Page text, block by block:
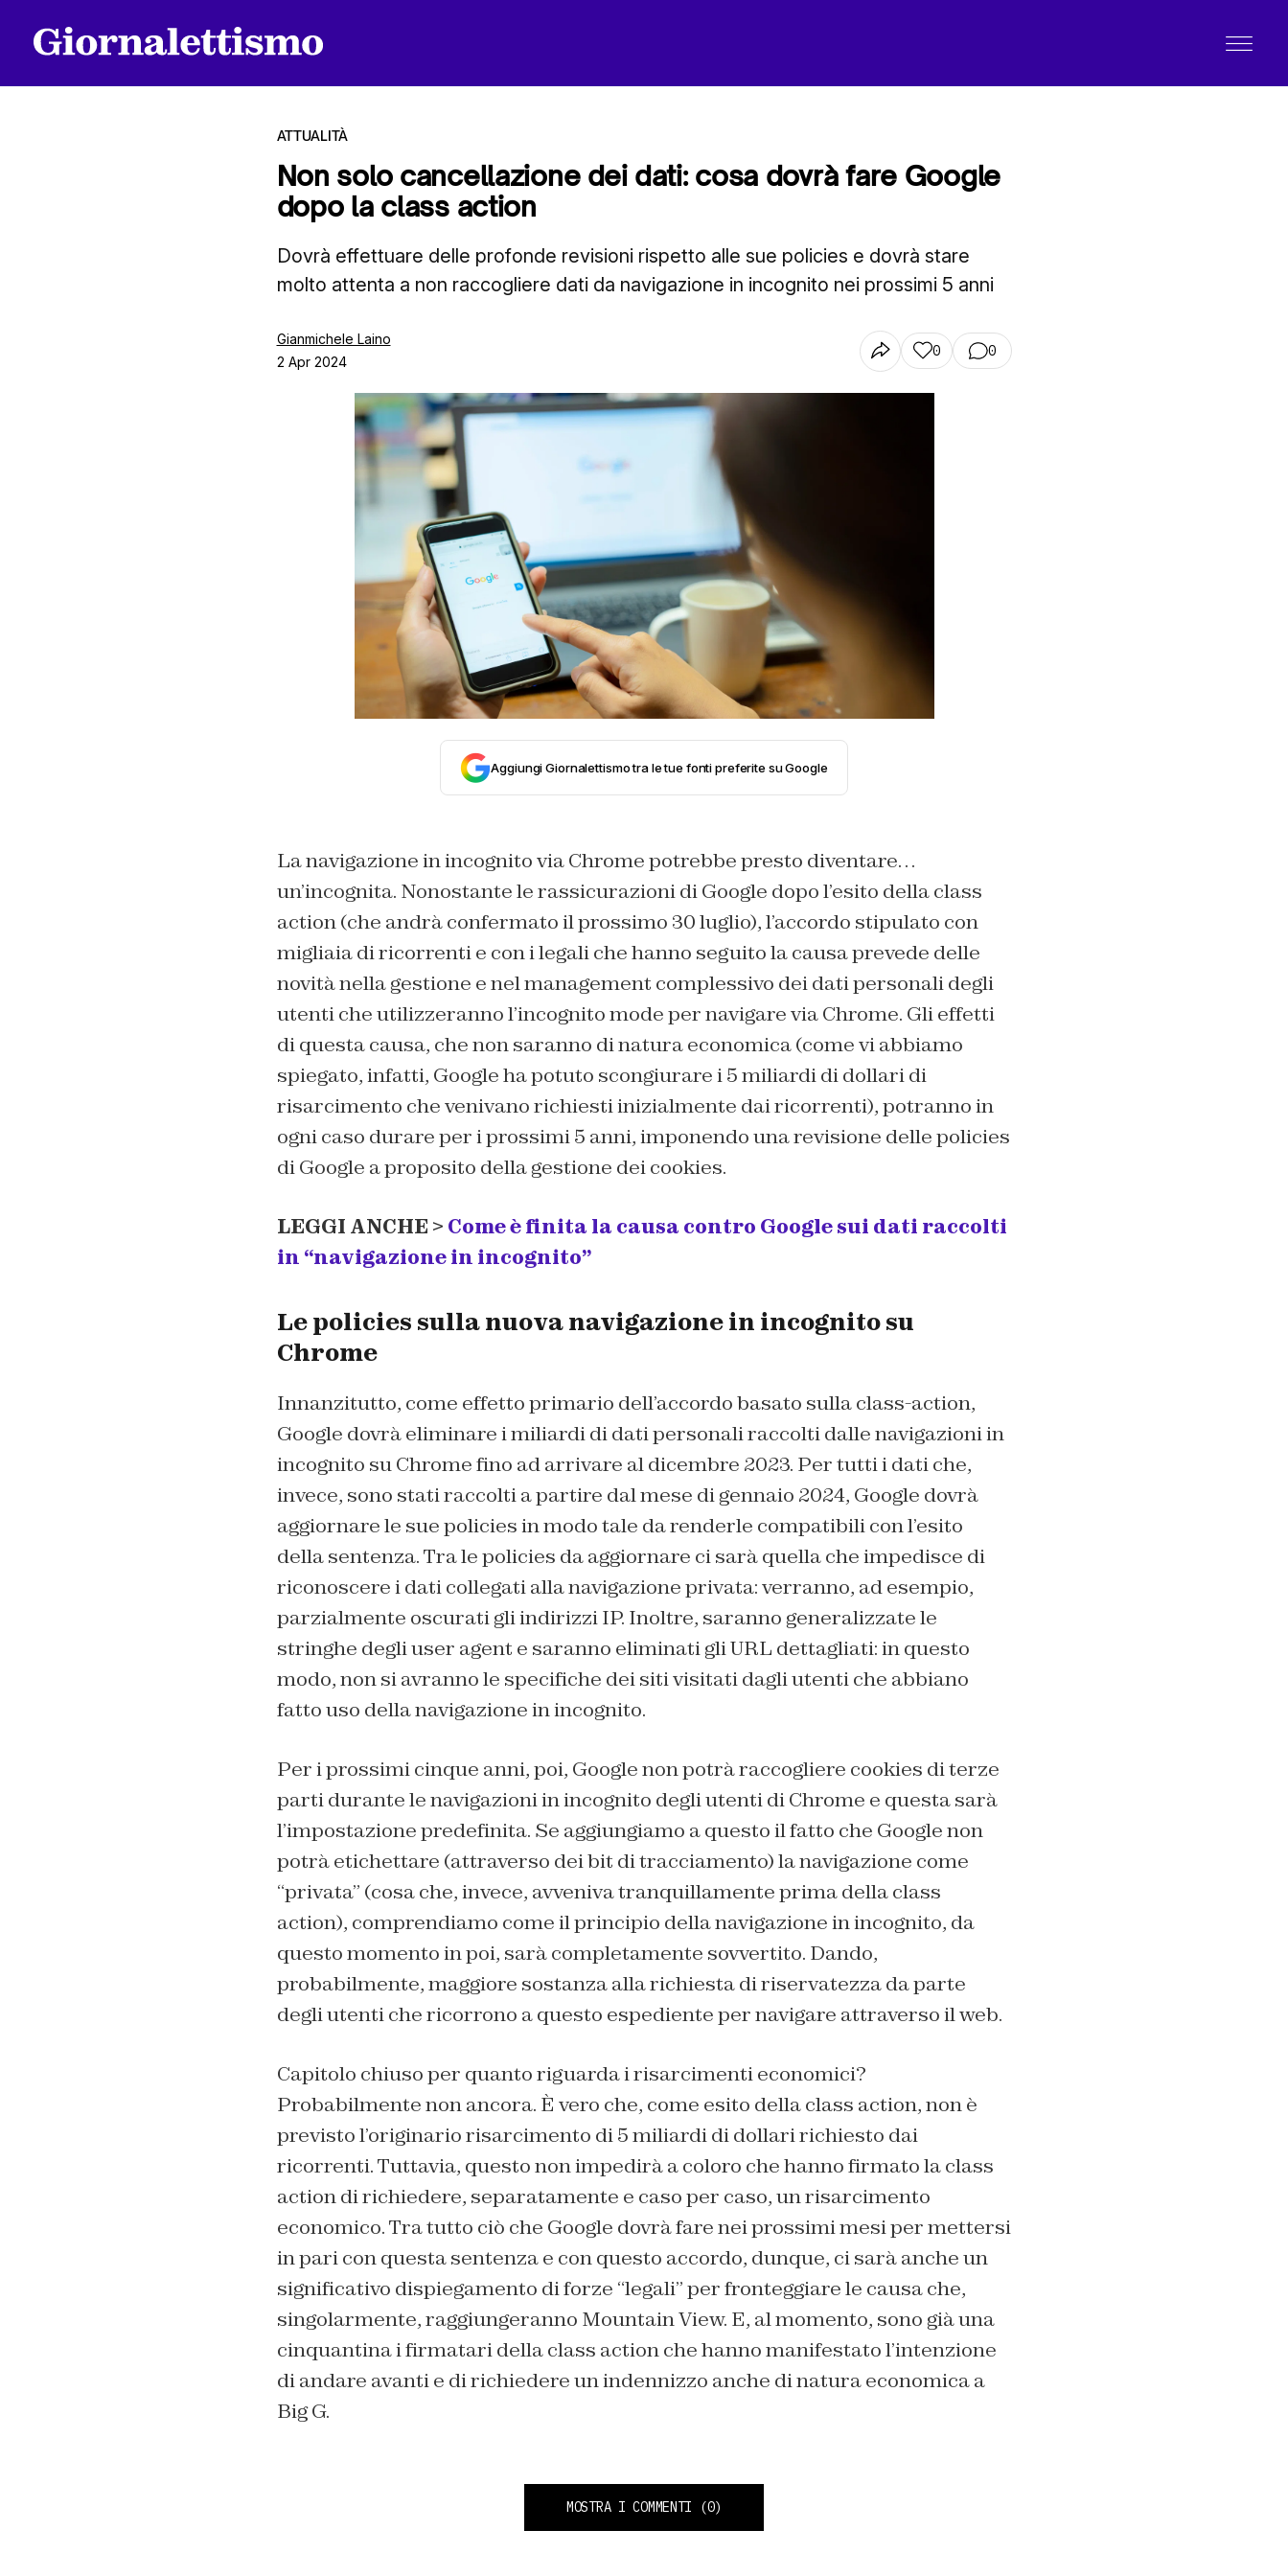
ATTUALITÀ
Non solo cancellazione dei dati: cosa dovrà fare Google
dopo la class action
Dovrà effettuare delle profonde revisioni rispetto alle sue policies e dovrà stare
molto attenta a non raccogliere dati da navigazione in incognito nei prossimi 5 anni
Gianmichele Laino
2 Apr 2024
0 0
Aggiungi Giornalettismo tra le tue fonti preferite su Google
La navigazione in incognito via Chrome potrebbe presto diventare…
un’incognita. Nonostante le rassicurazioni di Google dopo l’esito della class
action (che andrà confermato il prossimo 30 luglio), l’accordo stipulato con
migliaia di ricorrenti e con i legali che hanno seguito la causa prevede delle
novità nella gestione e nel management complessivo dei dati personali degli
utenti che utilizzeranno l’incognito mode per navigare via Chrome. Gli effetti
di questa causa, che non saranno di natura economica (come vi abbiamo
spiegato, infatti, Google ha potuto scongiurare i 5 miliardi di dollari di
risarcimento che venivano richiesti inizialmente dai ricorrenti), potranno in
ogni caso durare per i prossimi 5 anni, imponendo una revisione delle policies
di Google a proposito della gestione dei cookies.
LEGGI ANCHE > Come è finita la causa contro Google sui dati raccolti
in “navigazione in incognito”
Le policies sulla nuova navigazione in incognito su
Chrome
Innanzitutto, come effetto primario dell’accordo basato sulla class-action,
Google dovrà eliminare i miliardi di dati personali raccolti dalle navigazioni in
incognito su Chrome fino ad arrivare al dicembre 2023. Per tutti i dati che,
invece, sono stati raccolti a partire dal mese di gennaio 2024, Google dovrà
aggiornare le sue policies in modo tale da renderle compatibili con l’esito
della sentenza. Tra le policies da aggiornare ci sarà quella che impedisce di
riconoscere i dati collegati alla navigazione privata: verranno, ad esempio,
parzialmente oscurati gli indirizzi IP. Inoltre, saranno generalizzate le
stringhe degli user agent e saranno eliminati gli URL dettagliati: in questo
modo, non si avranno le specifiche dei siti visitati dagli utenti che abbiano
fatto uso della navigazione in incognito.
Per i prossimi cinque anni, poi, Google non potrà raccogliere cookies di terze
parti durante le navigazioni in incognito degli utenti di Chrome e questa sarà
l’impostazione predefinita. Se aggiungiamo a questo il fatto che Google non
potrà etichettare (attraverso dei bit di tracciamento) la navigazione come
“privata” (cosa che, invece, avveniva tranquillamente prima della class
action), comprendiamo come il principio della navigazione in incognito, da
questo momento in poi, sarà completamente sovvertito. Dando,
probabilmente, maggiore sostanza alla richiesta di riservatezza da parte
degli utenti che ricorrono a questo espediente per navigare attraverso il web.
Capitolo chiuso per quanto riguarda i risarcimenti economici?
Probabilmente non ancora. È vero che, come esito della class action, non è
previsto l’originario risarcimento di 5 miliardi di dollari richiesto dai
ricorrenti. Tuttavia, questo non impedirà a coloro che hanno firmato la class
action di richiedere, separatamente e caso per caso, un risarcimento
economico. Tra tutto ciò che Google dovrà fare nei prossimi mesi per mettersi
in pari con questa sentenza e con questo accordo, dunque, ci sarà anche un
significativo dispiegamento di forze “legali” per fronteggiare le causa che,
singolarmente, raggiungeranno Mountain View. E, al momento, sono già una
cinquantina i firmatari della class action che hanno manifestato l’intenzione
di andare avanti e di richiedere un indennizzo anche di natura economica a
Big G.
MOSTRA I COMMENTI (0)